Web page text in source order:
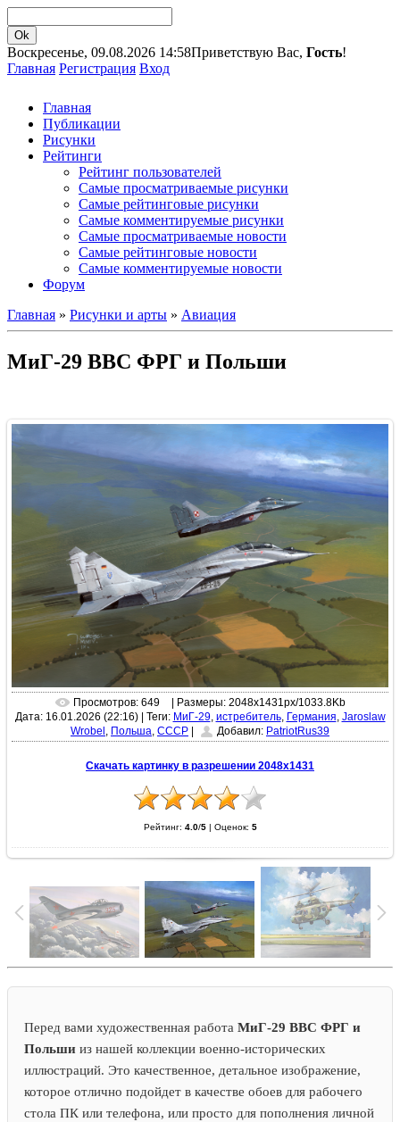
Воскресенье, 09.08.2026 14:58Приветствую Вас, Гость!
Главная Регистрация Вход
Главная
Публикации
Рисунки
Рейтинги
Рейтинг пользователей
Самые просматриваемые рисунки
Самые рейтинговые рисунки
Самые комментируемые рисунки
Самые просматриваемые новости
Самые рейтинговые новости
Самые комментируемые новости
Форум
Главная » Рисунки и арты » Авиация
МиГ-29 ВВС ФРГ и Польши
Просмотров: 649
| Размеры: 2048x1431px/1033.8Kb
Дата: 16.01.2026 (22:16)| Теги: МиГ-29, истребитель, Германия Jaroslaw
Wrobel Польша СССР | Добавил: PatriotRus39
Скачать картинку в разрешении 2048x1431
Рейтинг: 4.0/5| Оценок: 5
Перед вами художественная работа МиГ-29 ВВС ФРГ и
Польши из нашей коллекции военно-исторических
иллюстраций. Это качественное, детальное изображение,
которое отлично подойдет в качестве обоев для рабочего
стола ПК или телефона, или просто для пополнения личной